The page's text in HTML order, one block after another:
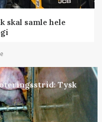
skal samle hele
Tysk